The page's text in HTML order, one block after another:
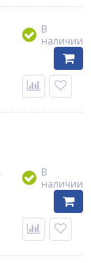
В
наличии
В
наличии